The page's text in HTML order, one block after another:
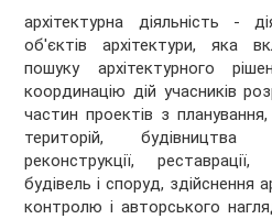
архітектурна діяльність -
об'єктів архітектури, яка
пошуку архітектурного
координацію дій учасників
частин проектів з
територій, будівництва
реконструкції,
будівель і споруд, здійснення
контролю і авторського